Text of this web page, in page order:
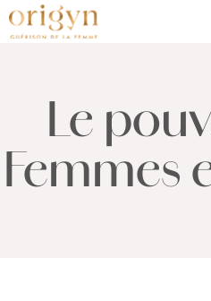
Passer
au
Le
Femmes